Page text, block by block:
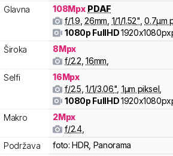
Glavna
108Mpx PDAF
f/1.9 26mm 1/1/1.52" 0.7µm
1080p FullHD
Široka
8Mpx
f/2.2 16mm
Selfi
16Mpx
f/2.5 1/1/3.06" 1µm piksel
1080p FullHD
Makro
2Mpx
f/2.4,
Podržava
foto: HDR, Panorama